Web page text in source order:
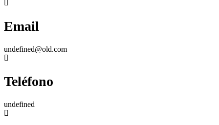
Email
undefined@old.com
Teléfono
undefined